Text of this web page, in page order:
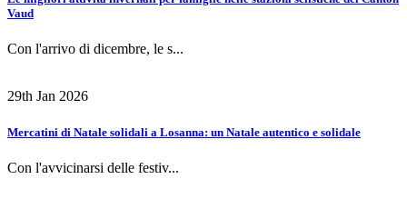
Vaud
Con l'arrivo di dicembre, le s...
29th Jan 2026
Mercatini di Natale solidali a Losanna: un Natale autentico e solidale
Con l'avvicinarsi delle festiv...